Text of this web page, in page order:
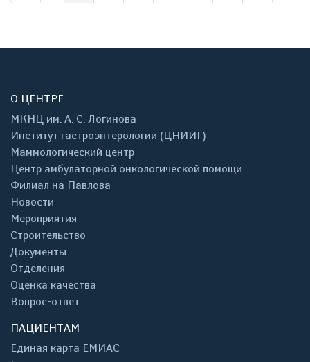
О ЦЕНТРЕ
МКНЦ им. А. С. Логинова
Институт гастроэнтерологии (ЦНИИГ)
Маммологический центр
Центр амбулаторной онкологической помощи
Филиал на Павлова
Новости
Мероприятия
Строительство
Документы
Отделения
Оценка качества
Вопрос-ответ
ПАЦИЕНТАМ
Единая карта ЕМИАС